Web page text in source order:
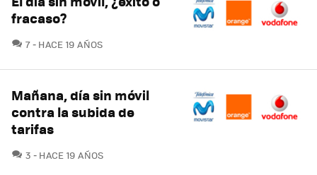
fracaso?
7COMENTARIOS
HACE 19 AÑOS
Mañana, día sin móvil
contra la subida de
tarifas
3 COMENTARIOS
HACE 19 AÑOS